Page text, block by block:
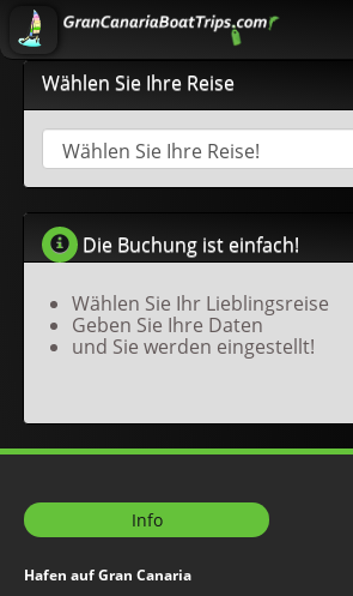
Wählen Sie Ihre Reise
Die Buchung ist einfach!
Wählen Sie Ihr Lieblingsreise
Geben Sie Ihre Daten
und Sie werden eingestellt!
Info
Hafen auf Gran Canaria